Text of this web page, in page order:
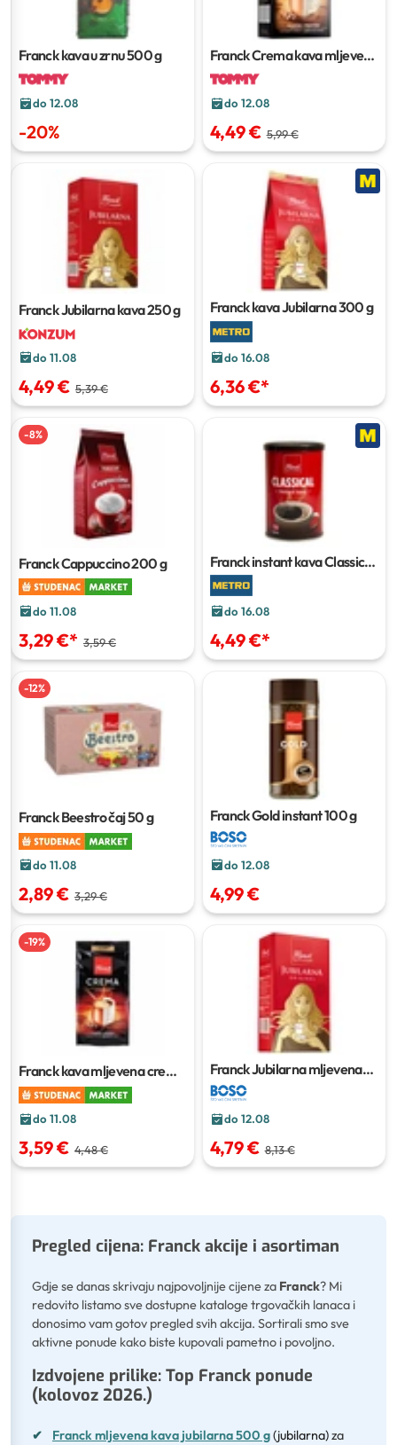
Franck kava u zrnu500 g
do 12.08
-20%
Franck Crema kava mljevena
250 g
do 12.08
4,49 € 5,99 €
Franck Jubilarna kava250 g
do 11.08
4,49 € 5,39 €
Franck kava Jubilarna300 g
do 16.08
6,36 €*
-8%
Franck Cappuccino200 g
do 11.08
3,29 €* 3,59 €
Franck instant kava Classic
100 g
do 16.08
4,49 €*
-12%
Franck Beestro čaj50 g
do 11.08
2,89 € 3,29 €
Franck Gold instant100 g
do 12.08
4,99 €
-19%
Franck kava mljevena crema
175 g
do 11.08
3,59 € 4,48 €
Franck Jubilarna mljevena
kava250 g
do 12.08
4,79 € 8,13 €
Pregled cijena: Franck akcije i asortiman
Gdje se danas skrivaju najpovoljnije cijene za Franck? Mi
redovito listamo sve dostupne kataloge trgovačkih lanaca i
donosimo vam gotov pregled svih akcija. Sortirali smo sve
aktivne ponude kako biste kupovali pametno i povoljno.
Izdvojene prilike: Top Franck ponude
(kolovoz 2026.)
✔ Franck mljevena kava jubilarna 500 g(jubilarna)za